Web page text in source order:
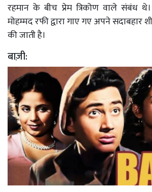
रहमान के बीच प्रेम त्रिकोण वाले संबंध
मोहम्मद रफी द्वारा गाए गए अपने सदाबहार
की जाती है।
बाज़ी: